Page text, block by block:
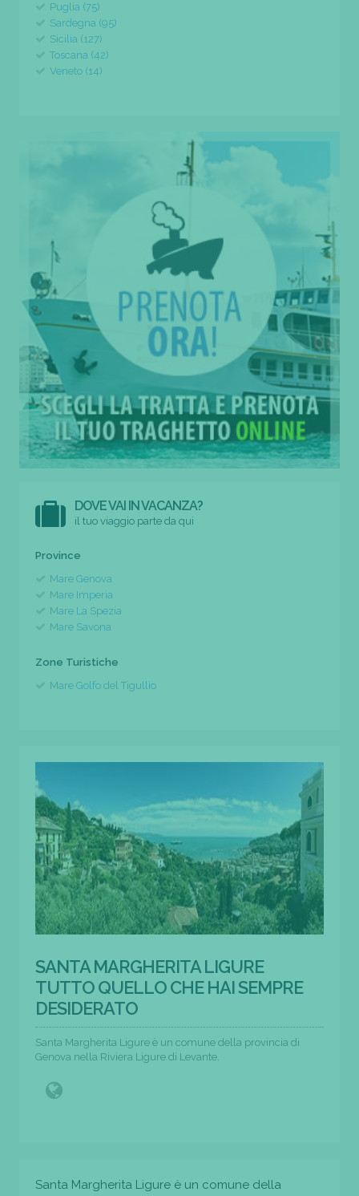
Puglia (75)
Sardegna (95)
Sicilia (127)
Toscana (42)
Veneto (14)
DOVE VAI IN VACANZA?
il tuo viaggio parte da qui
Province
Mare Genova
Mare Imperia
Mare La Spezia
Mare Savona
Zone Turistiche
Mare Golfo del Tigullio
SANTA MARGHERITA LIGURE
TUTTO QUELLO CHE HAI SEMPRE
DESIDERATO
Santa Margherita Ligure è un comune della provincia di
Genova nella Riviera Ligure di Levante.
Santa Margherita Ligure è un comune della